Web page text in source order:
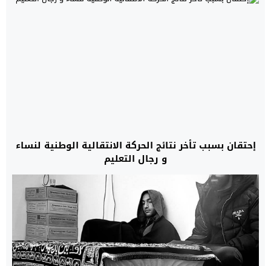
إحتقان بسبب تأخر نتائج الحركة الانتقالية الوطنية لنساء
و رجال التعليم